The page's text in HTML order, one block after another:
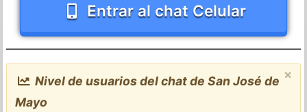
Entrar al chat Celular
×
Nivel de usuarios del chat de San José de
Mayo